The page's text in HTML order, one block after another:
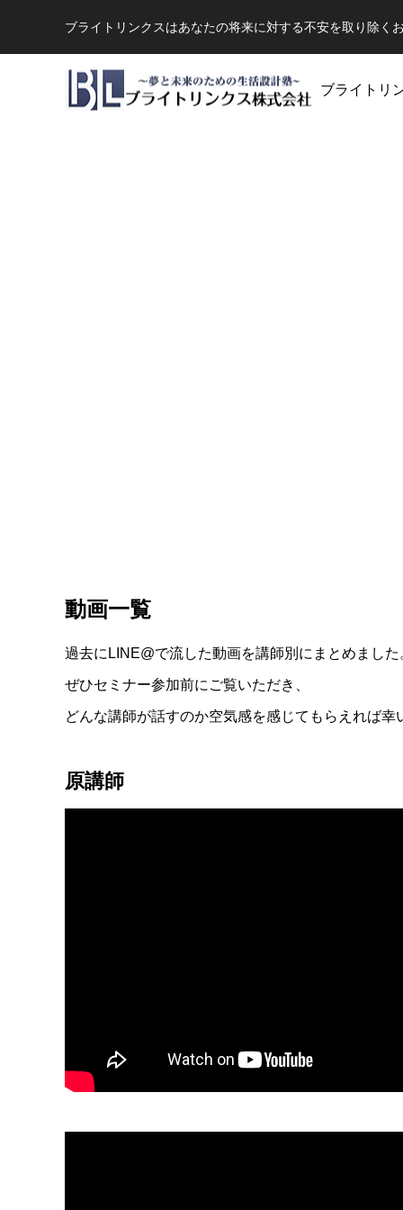
ブライトリンクスはあなたの将来に対する不安を取り除く
ブライトリ
動画一覧
過去にLINE@で流した動画を講師別にまとめました
ぜひセミナー参加前にご覧いただき、
どんな講師が話すのか空気感を感じてもらえれば幸
原講師